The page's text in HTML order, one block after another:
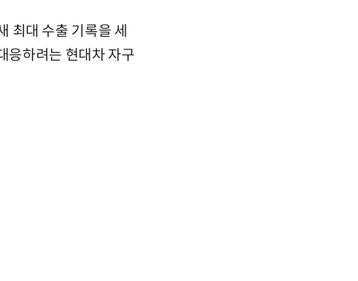
최대 수출 기록을 세
응하려는 현대차 자구